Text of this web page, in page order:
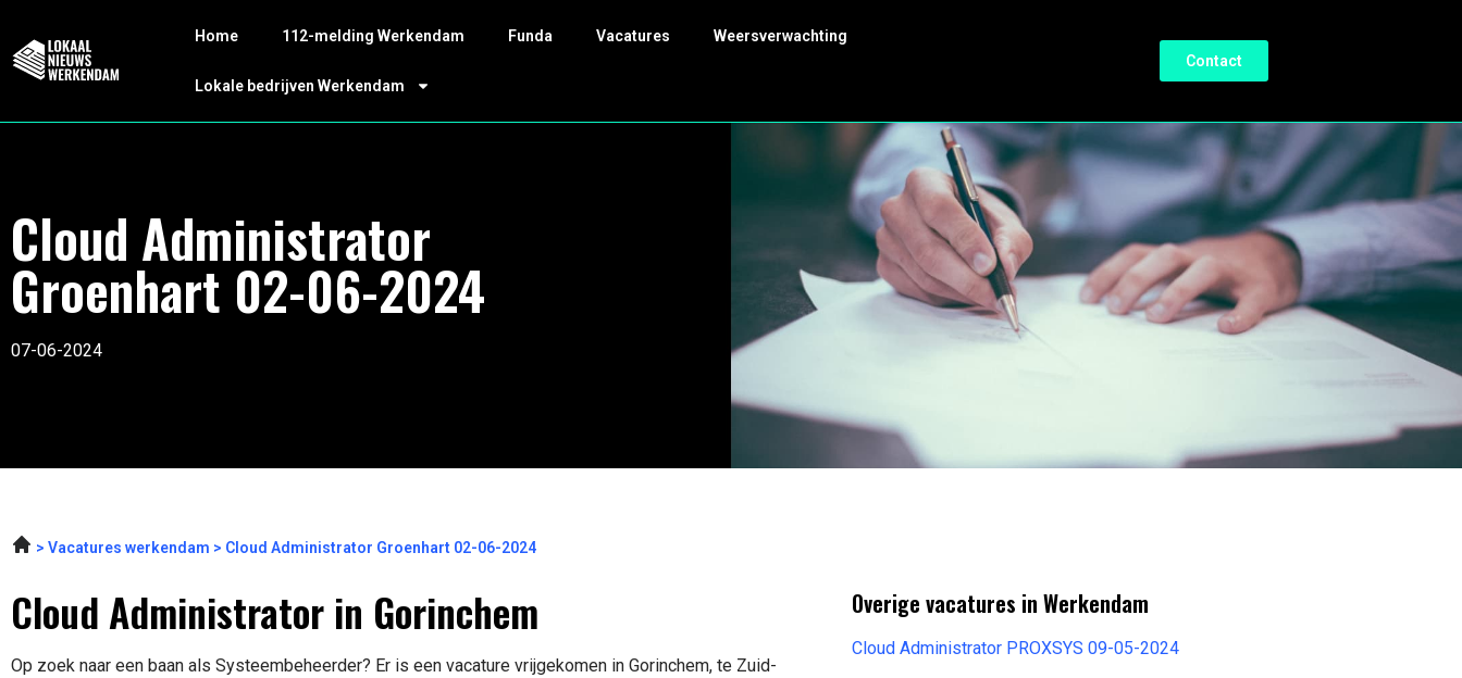
Home 112-melding Werkendam Funda Vacatures Weersverwachting
Lokale bedrijven Werkendam
Contact
Cloud Administrator
Groenhart 02-06-2024
07-06-2024
Vacatures werkendam Cloud Administrator Groenhart 02-06-2024
Cloud Administrator in Gorinchem
Op zoek naar een baan als Systeembeheerder? Er is een vacature vrijgekomen in Gorinchem, te Zuid-
Overige vacatures in Werkendam
Cloud Administrator PROXSYS 09-05-2024